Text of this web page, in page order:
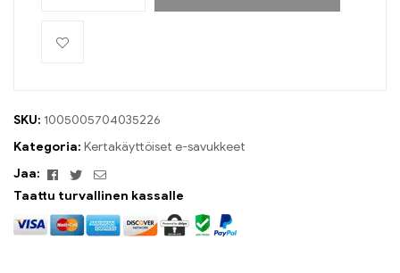
SKU: 1005005704035226
Kategoria: Kertakäyttöiset e-savukkeet
Jaa:
FacebookViserrysSähköposti
Taattu turvallinen kassalle